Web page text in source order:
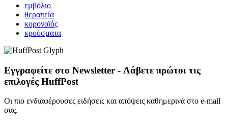
εμβόλιο
θεραπεία
κορονοϊός
κρούσματα
Εγγραφείτε στο Newsletter - Λάβετε πρώτοι τις
επιλογές HuffPost
Οι πιο ενδιαφέρουσες ειδήσεις και απόψεις καθημερινά στο e-mail
σας.